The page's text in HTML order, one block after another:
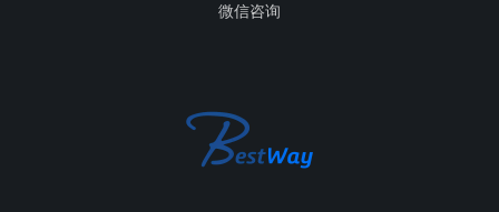
微信咨询